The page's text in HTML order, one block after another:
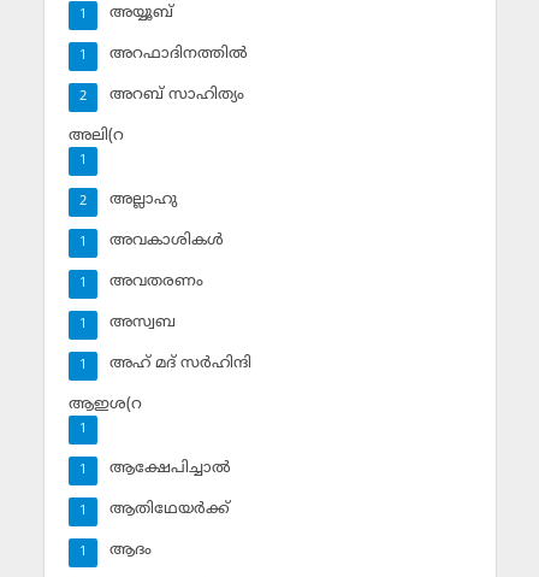
അയ്യൂബ്‌
1
അറഫാദിനത്തില്‍
1
അറബ് സാഹിത്യം
2
അലി(റ
1
അല്ലാഹു
2
അവകാശികള്‍
1
അവതരണം
1
അസ്വബ
1
അഹ് മദ് സര്‍ഹിന്ദി
1
ആഇശ(റ
1
ആക്ഷേപിച്ചാല്‍
1
ആതിഥേയര്‍ക്ക്
1
ആദം
1